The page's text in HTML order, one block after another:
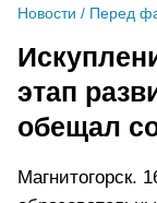
Новости / Перед
этап
обещал
Магнитогорск.